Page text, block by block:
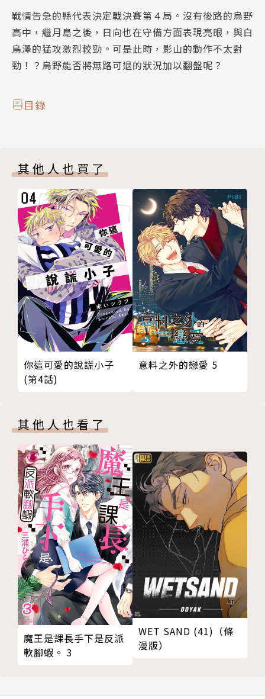
戰情告急的縣代表決定戰決賽第４局。沒有後路的烏野
高中，繼月島之後，日向也在守備方面表現亮眼，與白
鳥澤的猛攻激烈較勁。可是此時，影山的動作不太對
勁！？烏野能否將無路可退的狀況加以翻盤呢？
目錄
其他人也買了
你這可愛的說謊小子
(第4話)
意料之外的戀愛 5
其他人也看了
魔王是課長手下是反派
軟腳蝦。 3
WET SAND (41)（條
漫版）